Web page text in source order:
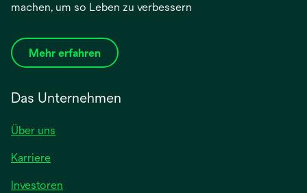
machen, um so Leben zu verbessern
Mehr erfahren
Das Unternehmen
Über uns
Karriere
Investoren